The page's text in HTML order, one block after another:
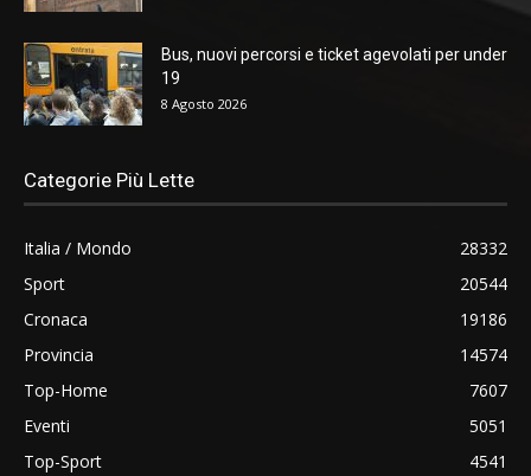
Bus, nuovi percorsi e ticket agevolati per under
19
8 Agosto 2026
Categorie Più Lette
Italia / Mondo
28332
Sport
20544
Cronaca
19186
Provincia
14574
Top-Home
7607
Eventi
5051
Top-Sport
4541